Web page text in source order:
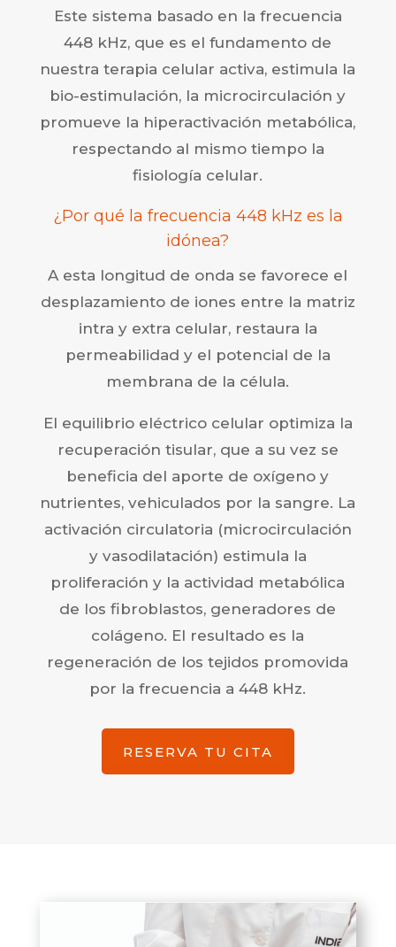
Este sistema basado en la frecuencia
448 kHz, que es el fundamento de
nuestra terapia celular activa, estimula la
bio-estimulación, la microcirculación y
promueve la hiperactivación metabólica,
respectando al mismo tiempo la
fisiología celular.
¿Por qué la frecuencia 448 kHz es la
idónea?
A esta longitud de onda se favorece el
desplazamiento de iones entre la matriz
intra y extra celular, restaura la
permeabilidad y el potencial de la
membrana de la célula.
El equilibrio eléctrico celular optimiza la
recuperación tisular, que a su vez se
beneficia del aporte de oxígeno y
nutrientes, vehiculados por la sangre. La
activación circulatoria (microcirculación
y vasodilatación) estimula la
proliferación y la actividad metabólica
de los fibroblastos, generadores de
colágeno. El resultado es la
regeneración de los tejidos promovida
por la frecuencia a 448 kHz.
RESERVA TU CITA